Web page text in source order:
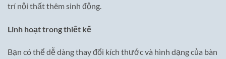
trí nội thất thêm sinh động.
Linh hoạt trong thiết kế
Bạn có thể dễ dàng thay đổi kích thước và hình dạng của bàn